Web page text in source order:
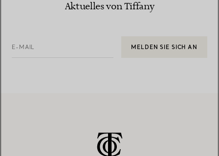
Aktuelles von Tiffany
E-MAIL MELDEN SIE SICH AN